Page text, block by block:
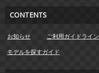
CONTENTS
お知らせ ご利用ガイドライン
モデルを探すガイド